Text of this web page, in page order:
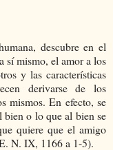
descubre en el
sí mismo, el amor a los
y las características
derivarse de los
mismos. En efecto, se
bien o lo que al bien se
quiere que el amigo
N. IX, 1166 a 1-5).